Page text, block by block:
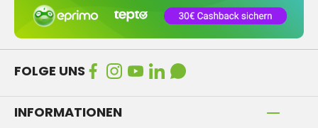
FOLGE UNS
INFORMATIONEN